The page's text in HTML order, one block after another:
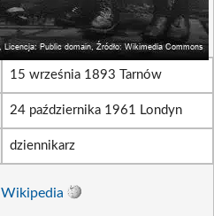
15 września 1893 Tarnów
24 października 1961 Londyn
dziennikarz
Wikipedia